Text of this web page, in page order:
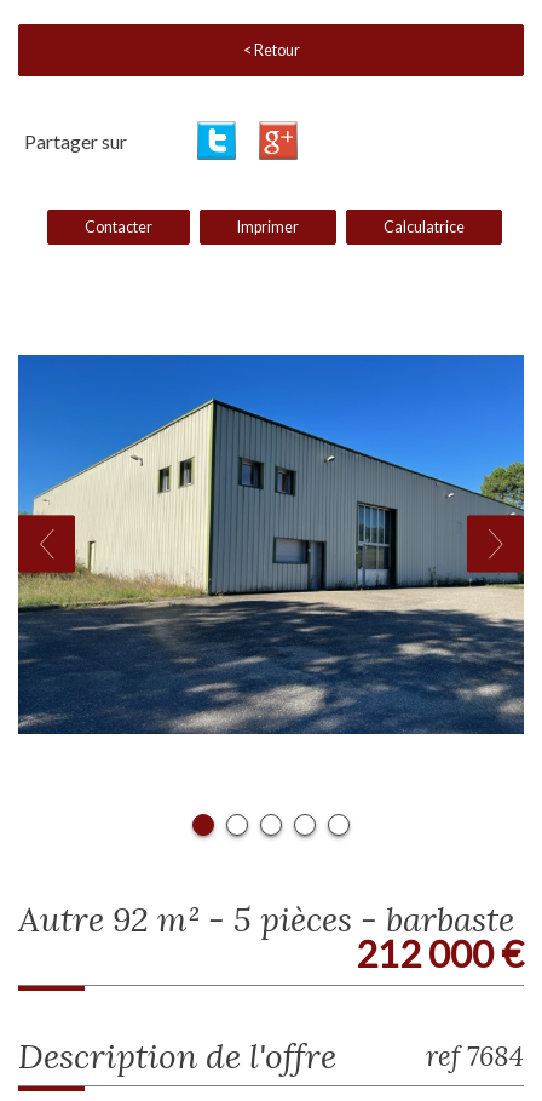
< Retour
Partager sur
Contacter Imprimer Calculatrice
autre 92 m² - 5 pièces - barbaste
212 000€
description de l'offre ref 7684